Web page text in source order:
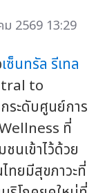
2569 13:29
เซ็นทรัล รีเทล
to
ระดับศูนย์การ
ที่
นเข้าไว้ด้วย
ทยมีสุขภาวะที่